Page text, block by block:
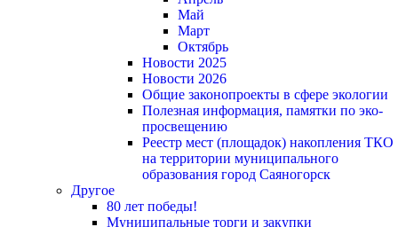
Май
Март
Октябрь
Новости 2025
Новости 2026
Общие законопроекты в сфере экологии
Полезная информация, памятки по эко-
просвещению
Реестр мест (площадок) накопления ТКО
на территории муниципального
образования город Саяногорск
Другое
80 лет победы!
Муниципальные торги и закупки